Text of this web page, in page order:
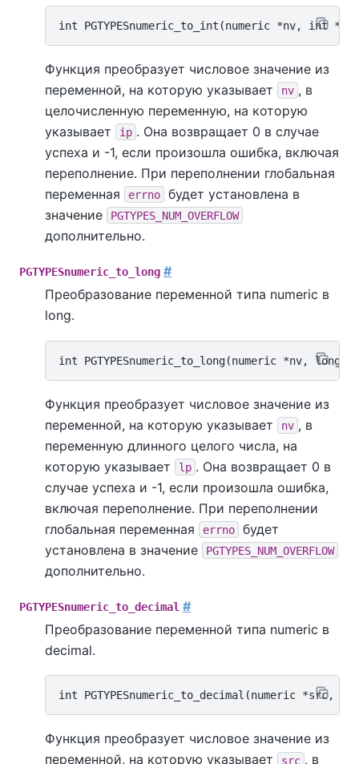
Функция преобразует числовое значение из
переменной, на которую указывает
nv , в
целочисленную переменную, на которую
указывает
ip . Она возвращает 0 в случае
успеха и -1, если произошла ошибка, включая
переполнение. При переполнении глобальная
переменная
errno
будет установлена в
значение
PGTYPES_NUM_OVERFLOW
дополнительно.
PGTYPESnumeric_to_long #
Преобразование переменной типа numeric в
long.
Функция преобразует числовое значение из
переменной, на которую указывает
nv , в
переменную длинного целого числа, на
которую указывает
lp . Она возвращает 0 в
случае успеха и -1, если произошла ошибка,
включая переполнение. При переполнении
глобальная переменная
errno
будет
установлена в значение
PGTYPES_NUM_OVERFLOW
дополнительно.
PGTYPESnumeric_to_decimal #
Преобразование переменной типа numeric в
decimal.
Функция преобразует числовое значение из
переменной, на которую указывает
src , в